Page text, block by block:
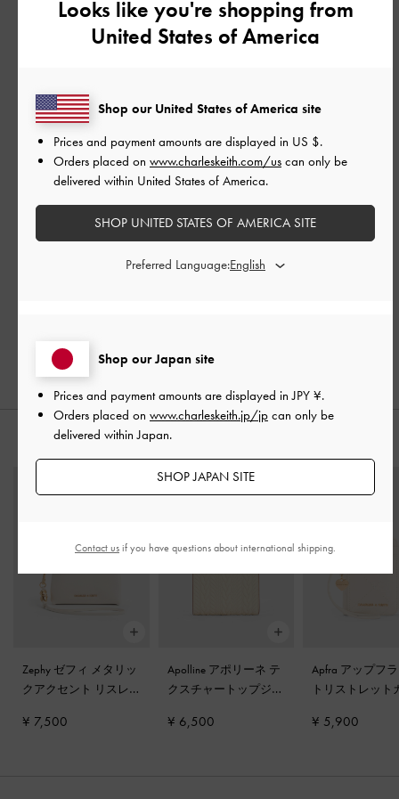
ご感想をお聞かせください
Let us know what you think
レビューを書く
おすすめのアイテム
Zephy ゼフィ メタリッ
クアクセント リスレ
¥ 7,500
Apolline アポリーネ テ
クスチャートップジッ
ム
¥ 6,500
Apfra アップフ
トリストレット
¥ 5,900
Looks like you're shopping from
United States of America
Shop our Japan site
Prices and payment amounts are displayed inJPY ¥.
Orders placed on www.charleskeith.jp/jp can only be
delivered within Japan.
SHOP JAPAN SITE
Shop our United States of America site
Prices and payment amounts are displayed in US $.
Orders placed on www.charleskeith.com/us can only be
delivered within United States of America.
SHOP UNITED STATES OF AMERICA SITE
Preferred Language:
Contact usif you have questions about international shipping.